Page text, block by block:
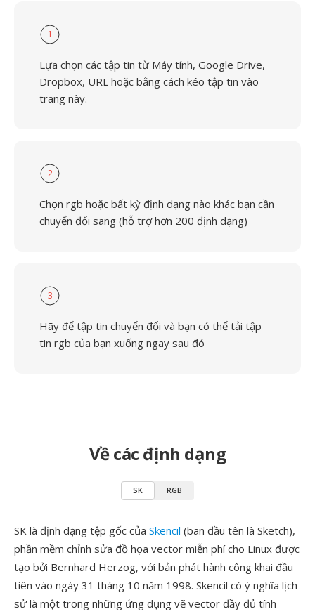
1
Lựa chọn các tập tin từ Máy tính, Google Drive,
Dropbox, URL hoặc bằng cách kéo tập tin vào
trang này.
2
Chọn rgb hoặc bất kỳ định dạng nào khác bạn cần
chuyển đổi sang (hỗ trợ hơn 200 định dạng)
3
Hãy để tập tin chuyển đổi và bạn có thể tải tập
tin rgb của bạn xuống ngay sau đó
Về các định dạng
SK RGB
SK là định dạng tệp gốc của Skencil (ban đầu tên là Sketch),
phần mềm chỉnh sửa đồ họa vector miễn phí cho Linux được
tạo bởi Bernhard Herzog, với bản phát hành công khai đầu
tiên vào ngày 31 tháng 10 năm 1998. Skencil có ý nghĩa lịch
sử là một trong những ứng dụng vẽ vector đầy đủ tính